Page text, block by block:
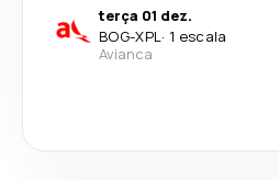
terça 01 dez.
BOG-XPL· 1 escala
Avianca